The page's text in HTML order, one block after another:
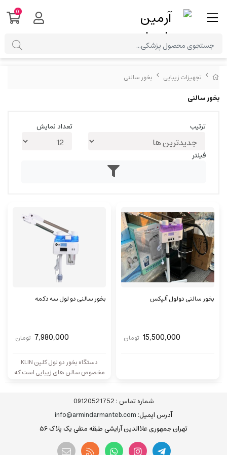
تجهیزات زیبایی بخور سالنی
بخور سالنی
ترتیب تعداد نمایش
فیلتر
بخور سالنی دولول آلپکس
15,500,000 تومان
بخور سالنی دو لول سه دکمه
7,980,000 تومان
دستگاه بخور دو لول کلین KLIN
مخصوص سالن های زیبایی است که
بسیار کاربردی می باشد که علاوه بر
طراوت و شادابی پوست صورت و
همچنین زیباتر شدن آن می شود.
شماره تماس : 09120521752
آدرس ایمیل: info@armindarmanteb.com
تهران جمهوری علاالدین آرایشی طبقه منفی یک پلاک ۵۶
0